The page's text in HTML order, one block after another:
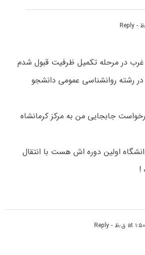
- Reply
غرب در مرحله تکمیل ظرفیت قبول شدم
رشته روانشناسی عمومی دانشجو
جابجایی من به مرکز کرمانشاه
اولین دوره اش هست با انتقال
!
- Reply